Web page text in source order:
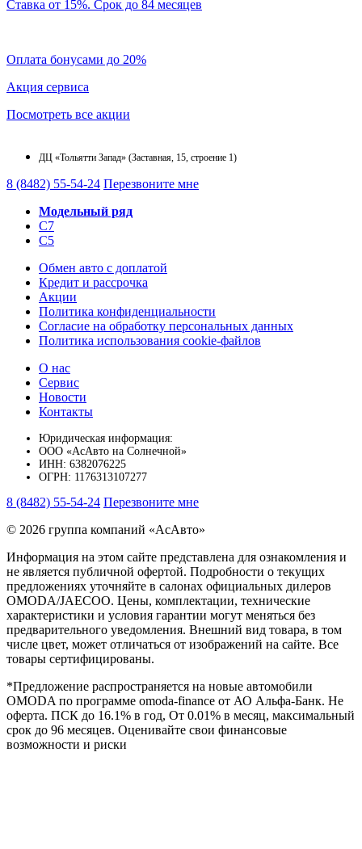
Ставка от 15%. Срок до 84 месяцев
Оплата бонусами до 20%
Акция сервиса
Посмотреть все акции
ДЦ «Тольятти Запад» (Заставная, 15, строение 1)
8 (8482) 55-54-24 Перезвоните мне
Модельный ряд
C7
C5
Обмен авто с доплатой
Кредит и рассрочка
Акции
Политика конфиденциальности
Согласие на обработку персональных данных
Политика использования cookie-файлов
О нас
Сервис
Новости
Контакты
Юридическая информация:
ООО «АсАвто на Солнечной»
ИНН: 6382076225
ОГРН: 1176313107277
8 (8482) 55-54-24 Перезвоните мне
© 2026 группа компаний «‎АсАвто»
Информация на этом сайте представлена для ознакомления и
не является публичной офертой. Подробности о текущих
предложениях уточняйте в салонах официальных дилеров
OMODA/JAECOO. Цены, комплектации, технические
характеристики и условия гарантии могут меняться без
предварительного уведомления. Внешний вид товара, в том
числе цвет, может отличаться от изображений на сайте. Все
товары сертифицированы.
*Предложение распространяется на новые автомобили
OMODA по программе omoda-finance от АО Альфа-Банк. Не
оферта. ПСК до 16.1% в год, От 0.01% в месяц, максимальный
срок до 96 месяцев. Оценивайте свои финансовые
возможности и риски